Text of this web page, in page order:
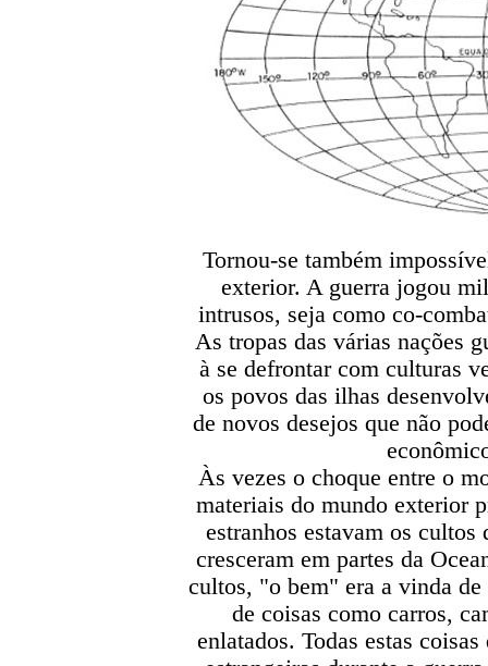
Tornou-se também
exterior. A guerra jogou
intrusos, seja como co-
As tropas das várias nações
à se defrontar com culturas
os povos das ilhas
de novos desejos que não
Às vezes o choque entre o
materiais do mundo exterior
estranhos estavam os
cresceram em partes da
cultos, "o bem" era a vinda
de coisas como carros,
enlatados. Todas estas